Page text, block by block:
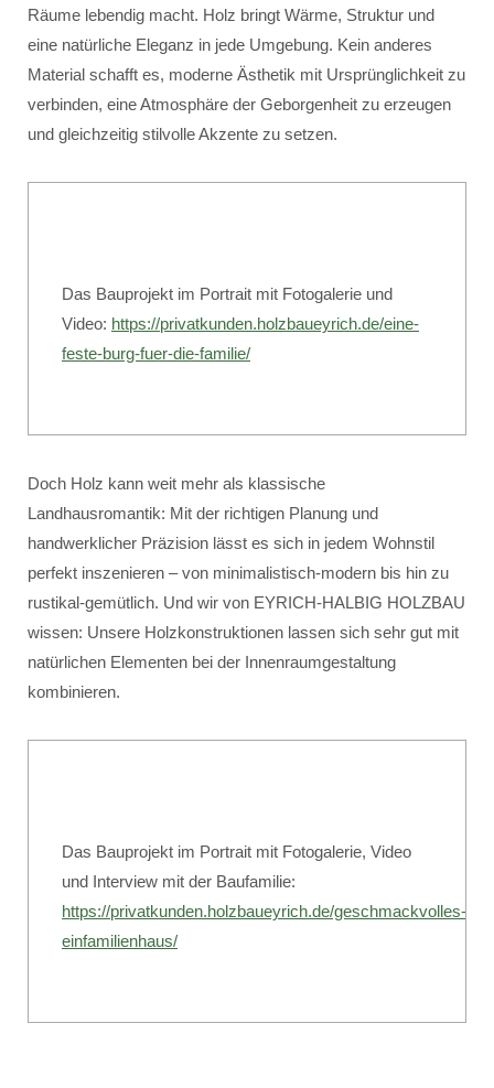
Räume lebendig macht. Holz bringt Wärme, Struktur und
eine natürliche Eleganz in jede Umgebung. Kein anderes
Material schafft es, moderne Ästhetik mit Ursprünglichkeit zu
verbinden, eine Atmosphäre der Geborgenheit zu erzeugen
und gleichzeitig stilvolle Akzente zu setzen.
Das Bauprojekt im Portrait mit Fotogalerie und
Video: https://privatkunden.holzbaueyrich.de/eine-
feste-burg-fuer-die-familie/
Doch Holz kann weit mehr als klassische
Landhausromantik: Mit der richtigen Planung und
handwerklicher Präzision lässt es sich in jedem Wohnstil
perfekt inszenieren – von minimalistisch-modern bis hin zu
rustikal-gemütlich. Und wir von EYRICH-HALBIG HOLZBAU
wissen: Unsere Holzkonstruktionen lassen sich sehr gut mit
natürlichen Elementen bei der Innenraumgestaltung
kombinieren.
Das Bauprojekt im Portrait mit Fotogalerie, Video
und Interview mit der Baufamilie:
https://privatkunden.holzbaueyrich.de/geschmackvolles-
einfamilienhaus/